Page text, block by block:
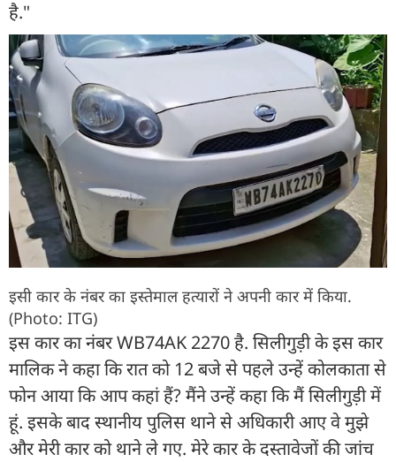
है."
इसी कार के नंबर का इस्तेमाल हत्यारों ने अपनी कार में किया.
(Photo: ITG)
इस कार का नंबर WB74AK 2270 है. सिलीगुड़ी के इस कार
मालिक ने कहा कि रात को 12 बजे से पहले उन्हें कोलकाता से
फोन आया कि आप कहां हैं? मैंने उन्हें कहा कि मैं सिलीगुड़ी में
हूं. इसके बाद स्थानीय पुलिस थाने से अधिकारी आए वे मुझे
और मेरी कार को थाने ले गए. मेरे कार के दस्तावेजों की जांच